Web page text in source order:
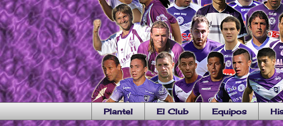
Plantel El Club Equipos